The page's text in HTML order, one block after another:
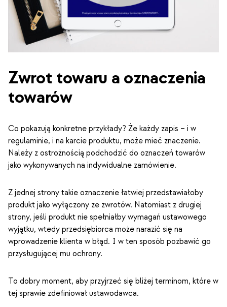
Zwrot towaru a oznaczenia
towarów
Co pokazują konkretne przykłady? Że każdy zapis – i w
regulaminie, i na karcie produktu, może mieć znaczenie.
Należy z ostrożnością podchodzić do oznaczeń towarów
jako wykonywanych na indywidualne zamówienie.
Z jednej strony takie oznaczenie łatwiej przedstawiałoby
produkt jako wyłączony ze zwrotów. Natomiast z drugiej
strony, jeśli produkt nie spełniałby wymagań ustawowego
wyjątku, wtedy przedsiębiorca może narazić się na
wprowadzenie klienta w błąd. I w ten sposób pozbawić go
przysługującej mu ochrony.
To dobry moment, aby przyjrzeć się bliżej terminom, które w
tej sprawie zdefiniował ustawodawca.